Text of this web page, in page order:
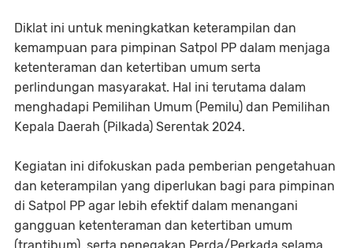
Diklat ini untuk meningkatkan keterampilan dan
kemampuan para pimpinan Satpol PP dalam menjaga
ketenteraman dan ketertiban umum serta
perlindungan masyarakat. Hal ini terutama dalam
menghadapi Pemilihan Umum (Pemilu) dan Pemilihan
Kepala Daerah (Pilkada) Serentak 2024.
Kegiatan ini difokuskan pada pemberian pengetahuan
dan keterampilan yang diperlukan bagi para pimpinan
di Satpol PP agar lebih efektif dalam menangani
gangguan ketenteraman dan ketertiban umum